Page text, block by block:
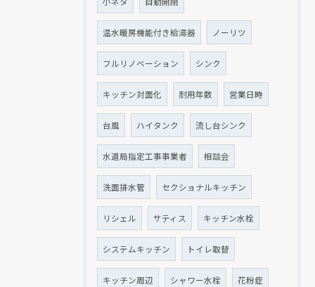
温水暖房機能付き給湯器 ノーリツ
フルリノベーション シンク
キッチン対面化 耐用年数 営業日時
台風 ハイタンク 流し台シンク
水道局指定工事事業者 相談会
洗面排水管 セクショナルキッチン
リシェル サティス キッチン水栓
システムキッチン トイレ取替
キッチン周辺 シャワー水栓 花粉症